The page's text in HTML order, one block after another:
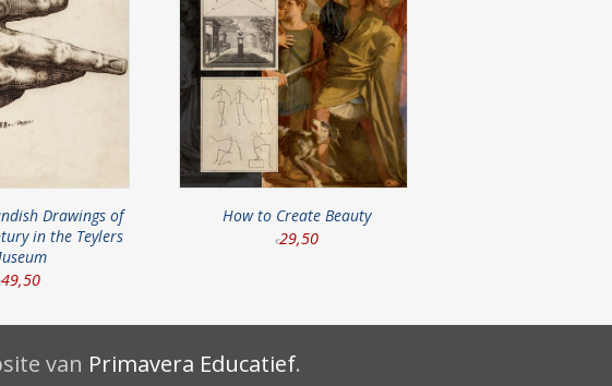
Drawings of
in the Teylers
49,50
How to Create Beauty
€29,50
van Primavera Educatief.